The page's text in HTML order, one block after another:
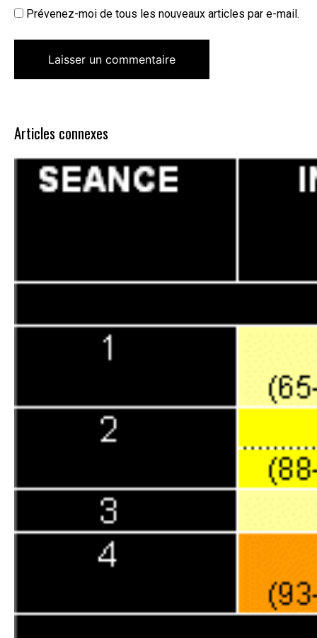
Prévenez-moi de tous les nouveaux articles par e-mail.
Articles connexes